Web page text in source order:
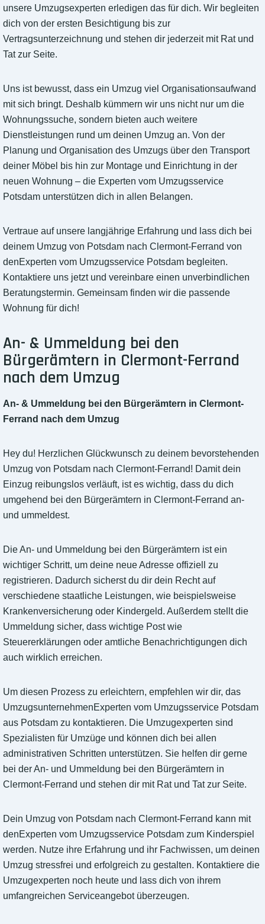
unsere Umzugsexperten erledigen das für dich. Wir begleiten
dich von der ersten Besichtigung bis zur
Vertragsunterzeichnung und stehen dir jederzeit mit Rat und
Tat zur Seite.
Uns ist bewusst, dass ein Umzug viel Organisationsaufwand
mit sich bringt. Deshalb kümmern wir uns nicht nur um die
Wohnungssuche, sondern bieten auch weitere
Dienstleistungen rund um deinen Umzug an. Von der
Planung und Organisation des Umzugs über den Transport
deiner Möbel bis hin zur Montage und Einrichtung in der
neuen Wohnung – die Experten vom Umzugsservice
Potsdam unterstützen dich in allen Belangen.
Vertraue auf unsere langjährige Erfahrung und lass dich bei
deinem Umzug von Potsdam nach Clermont-Ferrand von
denExperten vom Umzugsservice Potsdam begleiten.
Kontaktiere uns jetzt und vereinbare einen unverbindlichen
Beratungstermin. Gemeinsam finden wir die passende
Wohnung für dich!
An- & Ummeldung bei den
Bürgerämtern in Clermont-Ferrand
nach dem Umzug
An- & Ummeldung bei den Bürgerämtern in Clermont-
Ferrand nach dem Umzug
Hey du! Herzlichen Glückwunsch zu deinem bevorstehenden
Umzug von Potsdam nach Clermont-Ferrand! Damit dein
Einzug reibungslos verläuft, ist es wichtig, dass du dich
umgehend bei den Bürgerämtern in Clermont-Ferrand an-
und ummeldest.
Die An- und Ummeldung bei den Bürgerämtern ist ein
wichtiger Schritt, um deine neue Adresse offiziell zu
registrieren. Dadurch sicherst du dir dein Recht auf
verschiedene staatliche Leistungen, wie beispielsweise
Krankenversicherung oder Kindergeld. Außerdem stellt die
Ummeldung sicher, dass wichtige Post wie
Steuererklärungen oder amtliche Benachrichtigungen dich
auch wirklich erreichen.
Um diesen Prozess zu erleichtern, empfehlen wir dir, das
UmzugsunternehmenExperten vom Umzugsservice Potsdam
aus Potsdam zu kontaktieren. Die Umzugexperten sind
Spezialisten für Umzüge und können dich bei allen
administrativen Schritten unterstützen. Sie helfen dir gerne
bei der An- und Ummeldung bei den Bürgerämtern in
Clermont-Ferrand und stehen dir mit Rat und Tat zur Seite.
Dein Umzug von Potsdam nach Clermont-Ferrand kann mit
denExperten vom Umzugsservice Potsdam zum Kinderspiel
werden. Nutze ihre Erfahrung und ihr Fachwissen, um deinen
Umzug stressfrei und erfolgreich zu gestalten. Kontaktiere die
Umzugexperten noch heute und lass dich von ihrem
umfangreichen Serviceangebot überzeugen.